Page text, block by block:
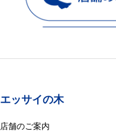
エッサイの木
店舗のご案内